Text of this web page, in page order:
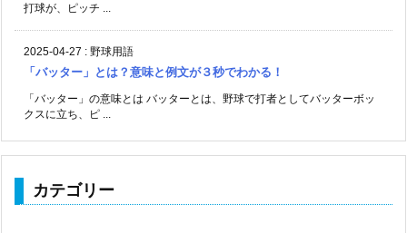
打球が、ピッチ ...
2025-04-27 : 野球用語
「バッター」とは？意味と例文が３秒でわかる！
「バッター」の意味とは バッターとは、野球で打者としてバッターボッ
クスに立ち、ピ ...
カテゴリー